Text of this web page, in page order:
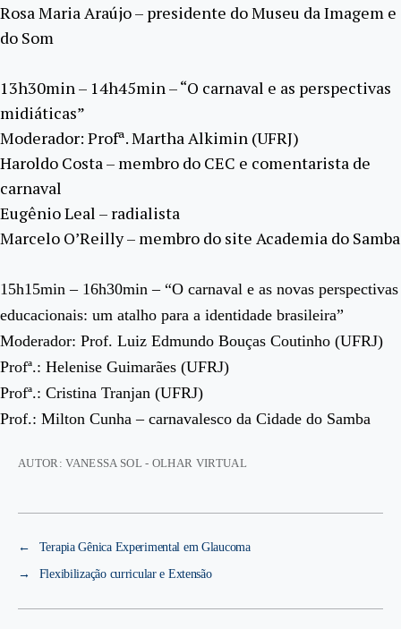
Rosa Maria Araújo – presidente do Museu da Imagem e
do Som
13h30min – 14h45min – “O carnaval e as perspectivas
midiáticas”
Moderador: Profª. Martha Alkimin (UFRJ)
Haroldo Costa – membro do CEC e comentarista de
carnaval
Eugênio Leal – radialista
Marcelo O’Reilly – membro do site Academia do Samba
15h15min – 16h30min – “O carnaval e as novas perspectivas
educacionais: um atalho para a identidade brasileira”
Moderador: Prof. Luiz Edmundo Bouças Coutinho (UFRJ)
Profª.: Helenise Guimarães (UFRJ)
Profª.: Cristina Tranjan (UFRJ)
Prof.: Milton Cunha – carnavalesco da Cidade do Samba
AUTOR: VANESSA SOL - OLHAR VIRTUAL
←
Terapia Gênica Experimental em Glaucoma
→
Flexibilização curricular e Extensão